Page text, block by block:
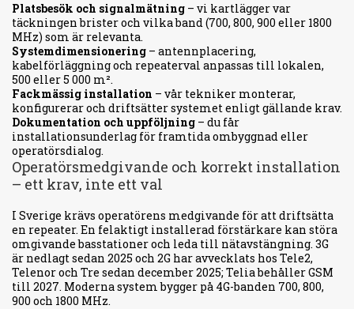
Platsbesök och signalmätning – vi kartlägger var
täckningen brister och vilka band (700, 800, 900 eller 1800
MHz) som är relevanta.
Systemdimensionering – antennplacering,
kabelförläggning och repeaterval anpassas till lokalen,
500 eller 5 000 m².
Fackmässig installation – vår tekniker monterar,
konfigurerar och driftsätter systemet enligt gällande krav.
Dokumentation och uppföljning – du får
installationsunderlag för framtida ombyggnad eller
operatörsdialog.
Operatörsmedgivande och korrekt installation
– ett krav, inte ett val
I Sverige krävs operatörens medgivande för att driftsätta
en repeater. En felaktigt installerad förstärkare kan störa
omgivande basstationer och leda till nätavstängning. 3G
är nedlagt sedan 2025 och 2G har avvecklats hos Tele2,
Telenor och Tre sedan december 2025; Telia behåller GSM
till 2027. Moderna system bygger på 4G-banden 700, 800,
900 och 1800 MHz.